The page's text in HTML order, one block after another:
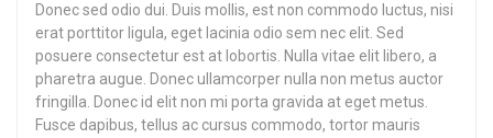
Donec sed odio dui. Duis mollis, est non commodo luctus, nisi
erat porttitor ligula, eget lacinia odio sem nec elit. Sed
posuere consectetur est at lobortis. Nulla vitae elit libero, a
pharetra augue. Donec ullamcorper nulla non metus auctor
fringilla. Donec id elit non mi porta gravida at eget metus.
Fusce dapibus, tellus ac cursus commodo, tortor mauris